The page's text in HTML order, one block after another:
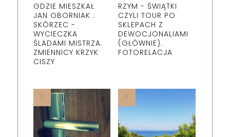
GDZIE MIESZKAŁ
JAN OBORNIAK :
SKÓRZEC -
WYCIECZKA
ŚLADAMI MISTRZA.
ZMIENNICY KRZYK
CISZY
RZYM - ŚWIĄTKI
CZYLI TOUR PO
SKLEPACH Z
DEWOCJONALIAMI
(GŁÓWNIE).
FOTORELACJA